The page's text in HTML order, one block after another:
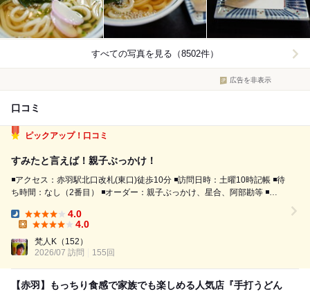
すべての写真を見る（8502件）
広告を非表示
口コミ
ピックアップ！口コミ
すみたと言えば！親子ぶっかけ！
◾️アクセス：赤羽駅北口改札(東口)徒歩10分 ◾️訪問日時：土曜10時記帳 ◾️待
ち時間：なし（2番目） ◾️オーダー：親子ぶっかけ、星合、阿部勘等 ◾️
オススメ、親子ぶっかけ！天ぷらは特大ちくわ天と...
Dinner:
4.0
4.0
梵人K （152）
2026/07 訪問
155回
【赤羽】もっちり食感で家族でも楽しめる人気店『手打うどん